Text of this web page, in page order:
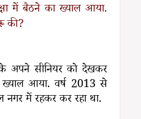
में बैठने का ख्याल आया.
की?
अपने सीनियर को देखकर
आया. वर्ष 2013 से
नगर में रहकर कर रहा था.